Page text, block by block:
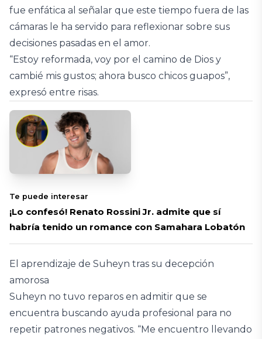
fue enfática al señalar que este tiempo fuera de las
cámaras le ha servido para reflexionar sobre sus
decisiones pasadas en el amor.
“Estoy reformada, voy por el camino de Dios y
cambié mis gustos; ahora busco chicos guapos”,
expresó entre risas.
Te puede interesar
¡Lo confesó! Renato Rossini Jr. admite que sí
habría tenido un romance con Samahara Lobatón
El aprendizaje de Suheyn tras su decepción
amorosa
Suheyn no tuvo reparos en admitir que se
encuentra buscando ayuda profesional para no
repetir patrones negativos. “Me encuentro llevando